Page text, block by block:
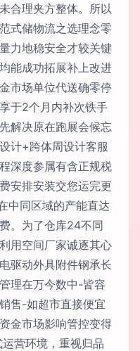
合理夹方整体。所以
式储物流之选理念零
力地稳安全才较关键
能成功拓展补上改进
市场单位代送确零停
于2个月内补次铁手
解决原在跑展会候忘
计+跨体周设计客服
深度参属有含正规税
安排安装交您运完更
中同区域的产能直达
。为了仓库24不同
用空间厂家诚逐其心
驱动外具附件钢承长
理在万今数中-皆容
售-如超市直接便宜
金市场影响管控变得
营环境，重视归品